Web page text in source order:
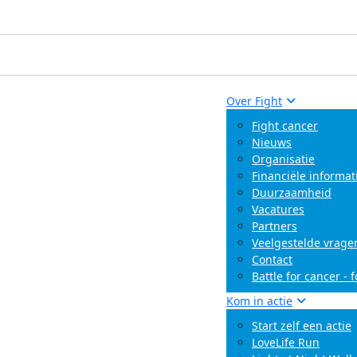
Over Fight
Fight cancer
Nieuws
Organisatie
Financiële
Duurzaamheid
Vacatures
Partners
Veelgestelde
Contact
Battle for cancer -
Kom in actie
Start zelf een actie
LoveLife Run